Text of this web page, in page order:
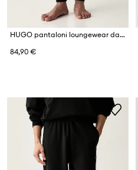
HUGO pantaloni loungewear da uomo con cotone NOAH PANTS
84,90 €